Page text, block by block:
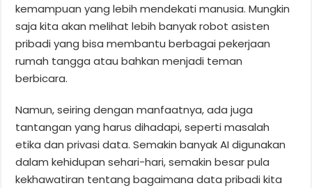
kemampuan yang lebih mendekati manusia. Mungkin
saja kita akan melihat lebih banyak robot asisten
pribadi yang bisa membantu berbagai pekerjaan
rumah tangga atau bahkan menjadi teman
berbicara.
Namun, seiring dengan manfaatnya, ada juga
tantangan yang harus dihadapi, seperti masalah
etika dan privasi data. Semakin banyak AI digunakan
dalam kehidupan sehari-hari, semakin besar pula
kekhawatiran tentang bagaimana data pribadi kita